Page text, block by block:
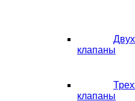
клапаны
клапаны